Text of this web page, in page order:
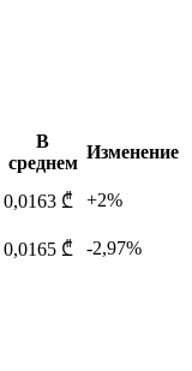
В
среднем
Изменение
0,0163 ₾
+2%
0,0165 ₾ -2,97%